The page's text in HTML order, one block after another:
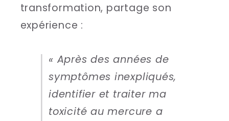
transformation, partage son
expérience :
« Après des années de
symptômes inexpliqués,
identifier et traiter ma
toxicité au mercure a